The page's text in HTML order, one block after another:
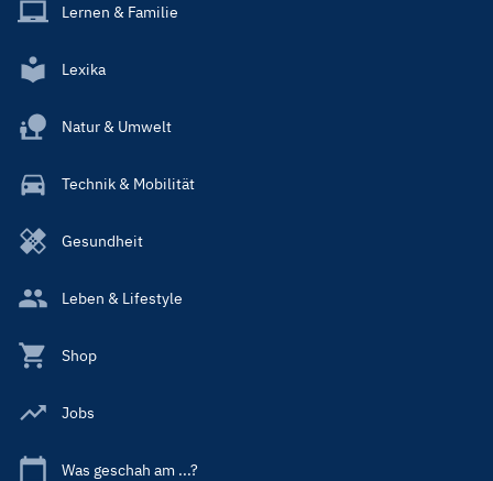
Lernen & Familie
Lexika
Natur & Umwelt
Technik & Mobilität
Gesundheit
Leben & Lifestyle
Shop
Jobs
Was geschah am ...?